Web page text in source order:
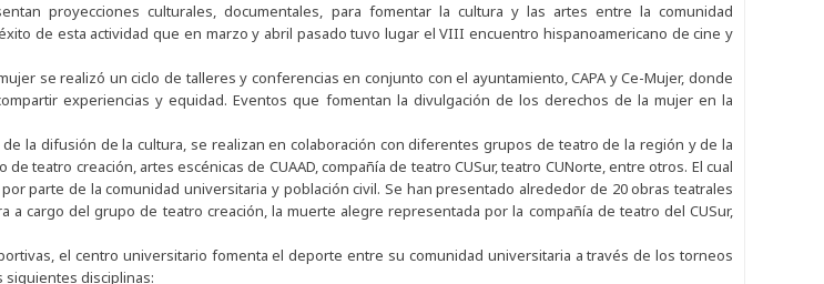
proyecciones culturales, documentales, para fomentar la cultura y las artes entre la comunidad
de esta actividad que en marzo y abril pasado tuvo lugar el VIII encuentro hispanoamericano de cine y
se realizó un ciclo de talleres y conferencias en conjunto con el ayuntamiento, CAPA y Ce-Mujer, donde
experiencias y equidad. Eventos que fomentan la divulgación de los derechos de la mujer en la
la difusión de la cultura, se realizan en colaboración con diferentes grupos de teatro de la región y de la
teatro creación, artes escénicas de CUAAD, compañía de teatro CUSur, teatro CUNorte, entre otros. El cual
parte de la comunidad universitaria y población civil. Se han presentado alrededor de 20 obras teatrales
a cargo del grupo de teatro creación, la muerte alegre representada por la compañía de teatro del CUSur,
el centro universitario fomenta el deporte entre su comunidad universitaria a través de los torneos
siguientes disciplinas: